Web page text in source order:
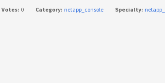
Votes: 0 Category: netapp_console Specialty: